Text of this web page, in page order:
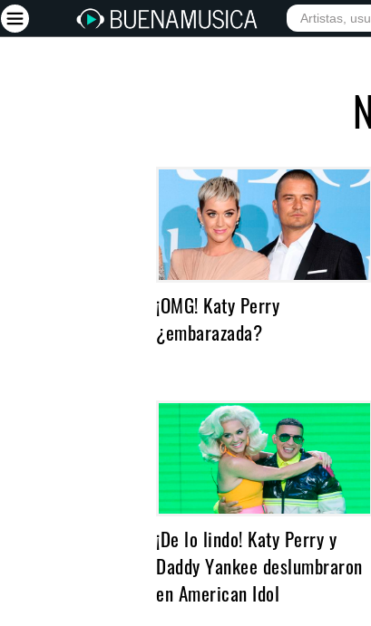
INICIO
¡OMG! Katy Perry
¿embarazada?
¡De lo lindo! Katy Perry y
Daddy Yankee deslumbraron
en American Idol